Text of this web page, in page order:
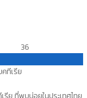
36
ทีเรีย